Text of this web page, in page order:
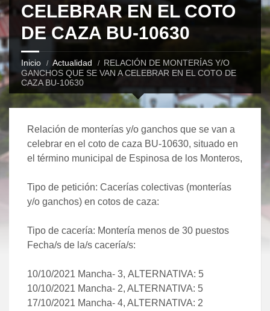
CELEBRAR EN EL COTO
DE CAZA BU-10630
Inicio Actualidad
RELACIÓN DE MONTERÍAS Y/O
GANCHOS QUE SE VAN A CELEBRAR EN EL COTO DE
CAZA BU-10630
Relación de monterías y/o ganchos que se van a
celebrar en el coto de caza BU-10630, situado en
el término municipal de Espinosa de los Monteros,
Tipo de petición: Cacerías colectivas (monterías
y/o ganchos) en cotos de caza:
Tipo de cacería: Montería menos de 30 puestos
Fecha/s de la/s cacería/s:
10/10/2021 Mancha- 3, ALTERNATIVA: 5
10/10/2021 Mancha- 2, ALTERNATIVA: 5
17/10/2021 Mancha- 4, ALTERNATIVA: 2